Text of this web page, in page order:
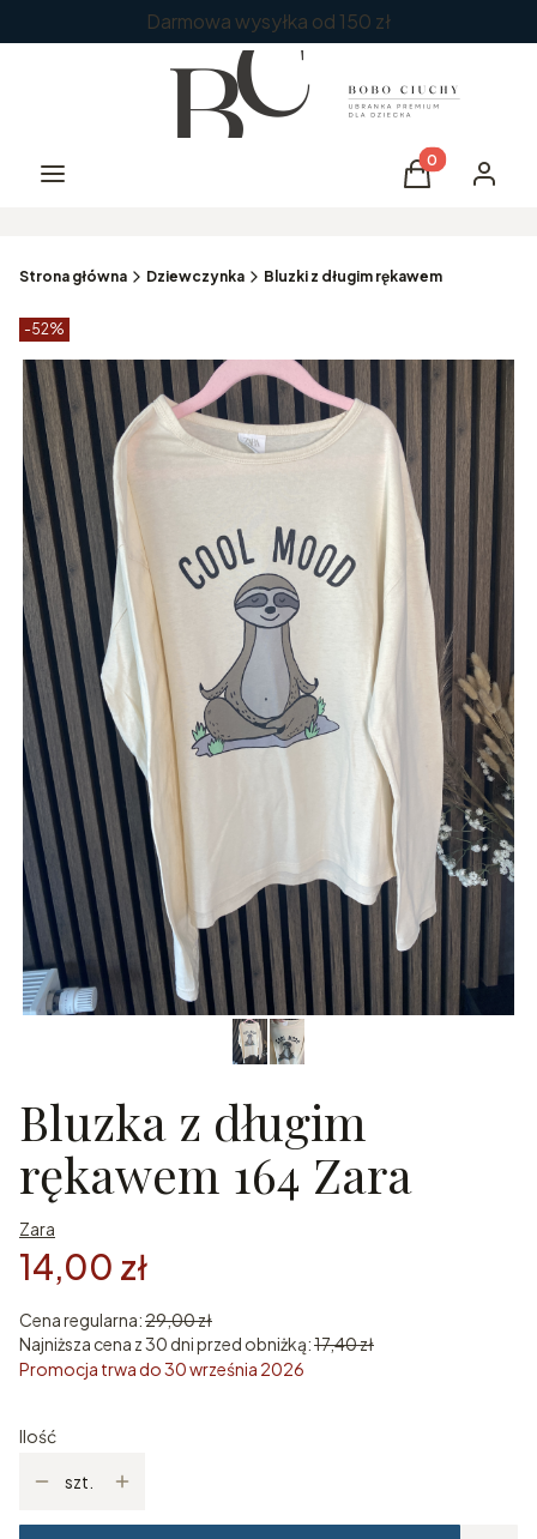
Darmowa wysyłka od 150 zł
Menu Produkty w
Koszyk
Strona główna Dziewczynka Bluzki z długim rękawem
Etykiety produktu
-52%
Bluzka z długim
rękawem 164 Zara
Zara
14,00 zł
Cena regularna:29,00 zł
Najniższa cena z 30 dni przed obniżką:17,40 zł
Promocja trwa do 30 września 2026
Ilość
szt.